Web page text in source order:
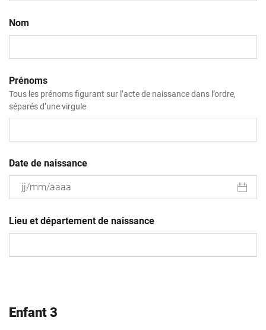
Nom
Prénoms
Tous les prénoms figurant sur l’acte de naissance dans l’ordre,
séparés d’une virgule
Date de naissance
slash
MM
Lieu et département de naissance
Enfant 3